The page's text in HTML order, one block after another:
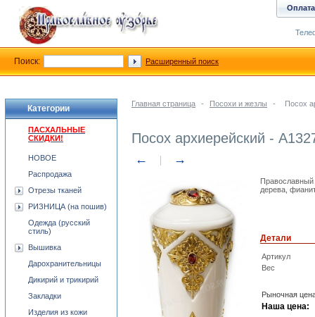
Главная страница - Посохи и жезлы - Посох
Посох архиерейский -
← →
Православный
дерева,
Детали
Артикул
Вес
Рыночная
Наша цена:
Категории
ПАСХАЛЬНЫЕ
СКИДКИ!
НОВОЕ
Распродажа
Отрезы тканей
РИЗНИЦА (на пошив)
Одежда (русский
стиль)
Вышивка
Дарохранительницы
Дикирий и трикирий
Закладки
Изделия из кожи
Оплата
Поиск: Расширенный поиск